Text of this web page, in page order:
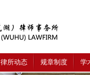
律所动态 规章制度 学